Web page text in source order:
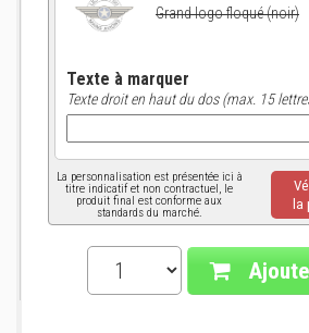
Grand logo floqué (noir)
Texte à marquer
Texte droit en haut du dos (max. 15
La personnalisation est présentée ici à
titre indicatif et non contractuel, le
produit final est conforme aux
standards du marché.